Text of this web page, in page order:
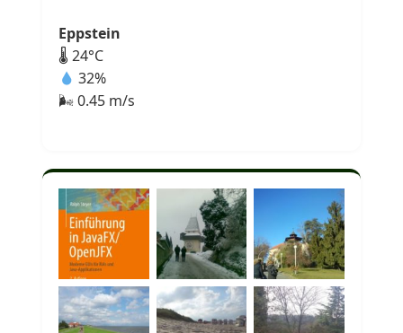
Eppstein
🌡 24°C
32%
🌬 0.45 m/s